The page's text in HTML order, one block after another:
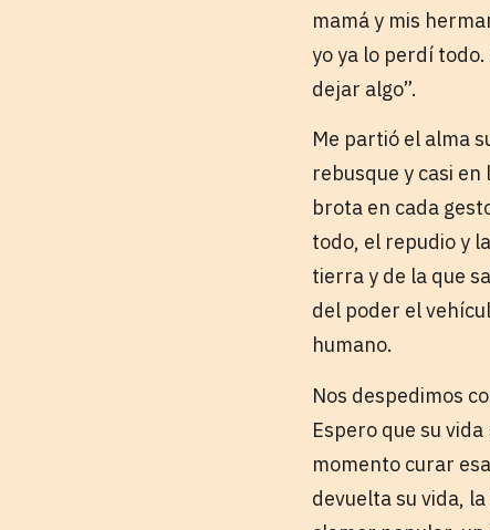
mamá y mis
yo ya lo perdí
dejar algo”.
Me partió el alma
rebusque y casi
brota en cada
todo, el repudio y
tierra y de la que
del poder el
humano.
Nos despedimos
Espero que su
momento curar
devuelta su vida,